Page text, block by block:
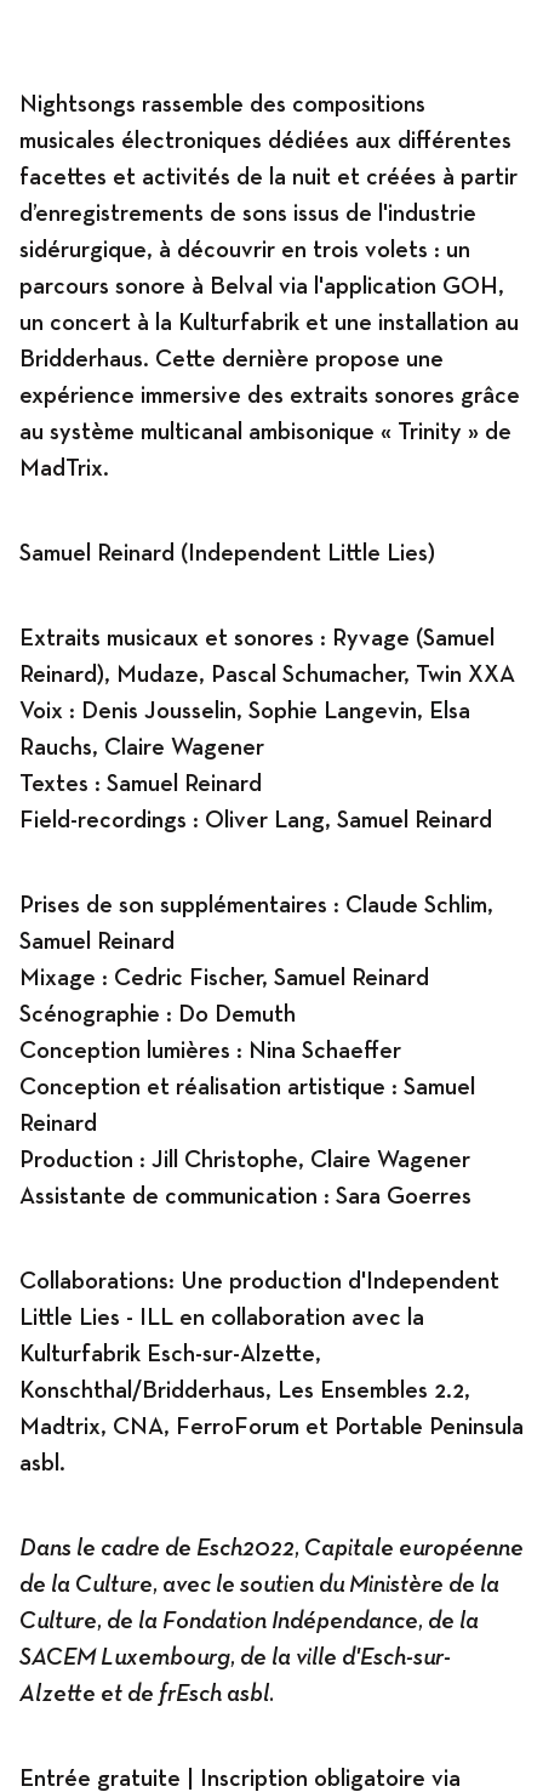
Ateliers
Programme
News
Agenda
Expositions
Nightsongs rassemble des compositions
musicales électroniques dédiées aux différentes
facettes et activités de la nuit et créées à partir
d’enregistrements de sons issus de l'industrie
sidérurgique, à découvrir en trois volets : un
parcours sonore à Belval via l'application GOH,
un concert à la Kulturfabrik et une installation au
Bridderhaus. Cette dernière propose une
expérience immersive des extraits sonores grâce
au système multicanal ambisonique « Trinity » de
MadTrix.
Samuel Reinard (Independent Little Lies)
Extraits musicaux et sonores : Ryvage (Samuel
Reinard), Mudaze, Pascal Schumacher, Twin XXA
Voix : Denis Jousselin, Sophie Langevin, Elsa
Rauchs, Claire Wagener
Textes : Samuel Reinard
Field-recordings : Oliver Lang, Samuel Reinard
Prises de son supplémentaires : Claude Schlim,
Samuel Reinard
Mixage : Cedric Fischer, Samuel Reinard
Scénographie : Do Demuth
Conception lumières : Nina Schaeffer
Conception et réalisation artistique : Samuel
Reinard
Production : Jill Christophe, Claire Wagener
Assistante de communication : Sara Goerres
Collaborations: Une production d'Independent
Little Lies - ILL en collaboration avec la
Kulturfabrik Esch-sur-Alzette,
Konschthal/Bridderhaus, Les Ensembles 2.2,
Madtrix, CNA, FerroForum et Portable Peninsula
asbl.
Dans le cadre de Esch2022, Capitale européenne
de la Culture, avec le soutien du Ministère de la
Culture, de la Fondation Indépendance, de la
SACEM Luxembourg, de la ville d'Esch-sur-
Alzette et de frEsch asbl.
Entrée gratuite | Inscription obligatoire via